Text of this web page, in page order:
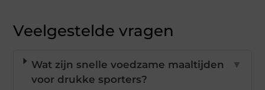
Veelgestelde vragen
Wat zijn snelle voedzame maaltijden
voor drukke sporters?
▼